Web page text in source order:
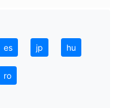
es jp hu
ro